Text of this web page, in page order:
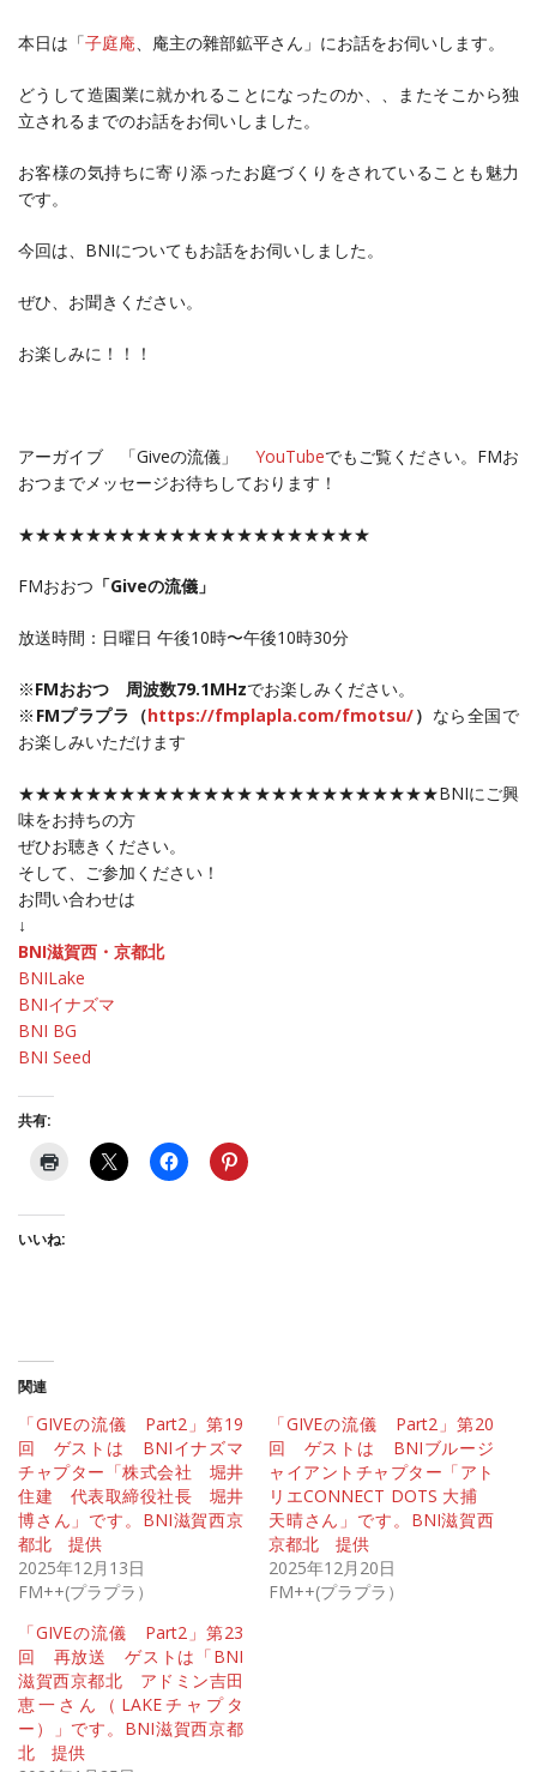
本日は「子庭庵、庵主の雜部鉱平さん」にお話をお伺いします。
どうして造園業に就かれることになったのか、、またそこから独
立されるまでのお話をお伺いしました。
お客様の気持ちに寄り添ったお庭づくりをされていることも魅力
です。
今回は、BNIについてもお話をお伺いしました。
ぜひ、お聞きください。
お楽しみに！！！
アーガイブ 「Giveの流儀」 YouTubeでもご覧ください。FMお
おつまでメッセージお待ちしております！
★★★★★★★★★★★★★★★★★★★★★
FMおおつ 「Giveの流儀」
放送時間：日曜日 午後10時〜午後10時30分
※FMおおつ 周波数79.1MHzでお楽しみください。
※ FMプラプラ（https://fmplapla.com/fmotsu/） なら全国で
お楽しみいただけます
★★★★★★★★★★★★★★★★★★★★★★★★★BNIにご興
味をお持ちの方
ぜひお聴きください。
そして、ご参加ください！
お問い合わせは
↓
BNI滋賀西・京都北
BNILake
BNIイナズマ
BNI BG
BNI Seed
共有:
いいね:
関連
「GIVEの流儀 Part2」第19
回 ゲストは BNIイナズマ
チャプター「株式会社 堀井
住建 代表取締役社長 堀井
博さん」です。BNI滋賀西京
都北 提供
2025年12月13日
FM++(プラプラ）
「GIVEの流儀 Part2」第20
回 ゲストは BNIブルージ
ャイアントチャプター「アト
リエCONNECT DOTS 大捕
天晴さん」です。BNI滋賀西
京都北 提供
2025年12月20日
FM++(プラプラ）
「GIVEの流儀 Part2」第23
回 再放送 ゲストは「BNI
滋賀西京都北 アドミン吉田
恵一さん（LAKEチャプタ
ー）」です。BNI滋賀西京都
北 提供